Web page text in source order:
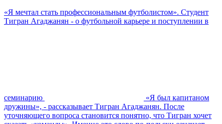
«Я мечтал стать профессиональным футболистом». Студент
Тигран Агаджанян - о футбольной карьере и поступлении в
семинарию
«Я был капитаном
дружины», - рассказывает Тигран Агаджанян. После
уточняющего вопроса становится понятно, что Тигран хочет